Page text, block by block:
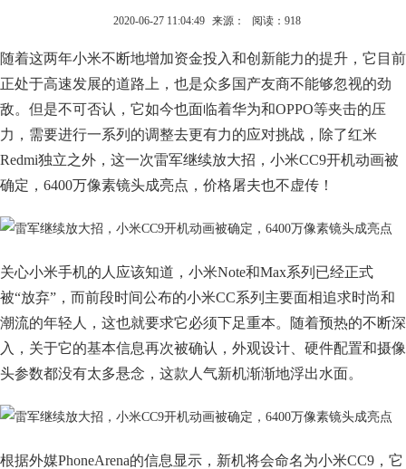
2020-06-27 11:04:49 来源： 阅读：918
随着这两年小米不断地增加资金投入和创新能力的提升，它目前
正处于高速发展的道路上，也是众多国产友商不能够忽视的劲
敌。但是不可否认，它如今也面临着华为和OPPO等夹击的压
力，需要进行一系列的调整去更有力的应对挑战，除了红米
Redmi独立之外，这一次雷军继续放大招，小米CC9开机动画被
确定，6400万像素镜头成亮点，价格屠夫也不虚传！
关心小米手机的人应该知道，小米Note和Max系列已经正式
被“放弃”，而前段时间公布的小米CC系列主要面相追求时尚和
潮流的年轻人，这也就要求它必须下足重本。随着预热的不断深
入，关于它的基本信息再次被确认，外观设计、硬件配置和摄像
头参数都没有太多悬念，这款人气新机渐渐地浮出水面。
根据外媒PhoneArena的信息显示，新机将会命名为小米CC9，它